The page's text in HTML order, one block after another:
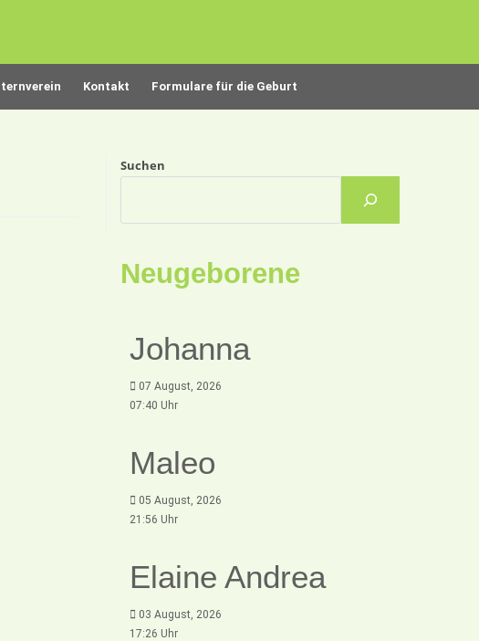
Kontakt Formulare für die Geburt
Suchen
Neugeborene
Johanna
07 August, 2026
07:40 Uhr
Maleo
05 August, 2026
21:56 Uhr
Elaine Andrea
03 August, 2026
17:26 Uhr